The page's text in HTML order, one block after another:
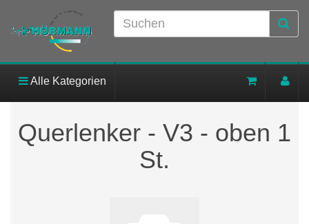
Alle Kategorien
Querlenker - V3 - oben 1
St.